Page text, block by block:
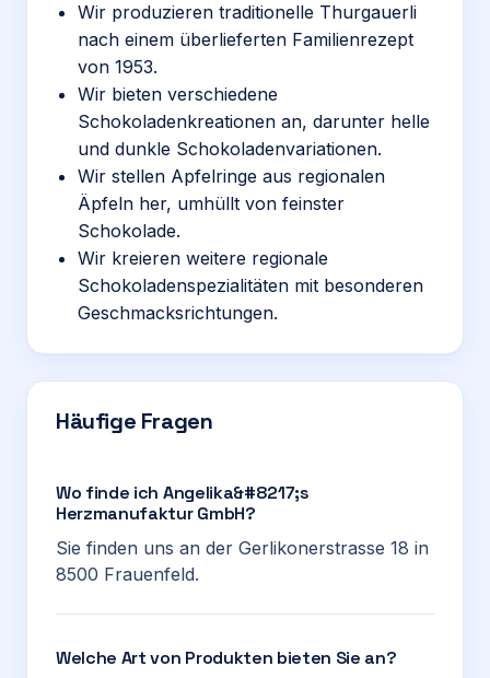
Wir produzieren traditionelle Thurgauerli
nach einem überlieferten Familienrezept
von 1953.
Wir bieten verschiedene
Schokoladenkreationen an, darunter helle
und dunkle Schokoladenvariationen.
Wir stellen Apfelringe aus regionalen
Äpfeln her, umhüllt von feinster
Schokolade.
Wir kreieren weitere regionale
Schokoladenspezialitäten mit besonderen
Geschmacksrichtungen.
Häufige Fragen
Wo finde ich Angelika&#8217;s
Herzmanufaktur GmbH?
Sie finden uns an der Gerlikonerstrasse 18 in
8500 Frauenfeld.
Welche Art von Produkten bieten Sie an?